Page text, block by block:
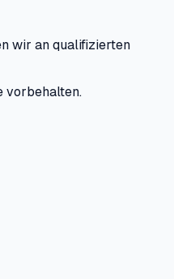
wir an qualifizierten
vorbehalten.